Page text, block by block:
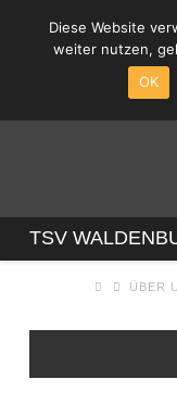
TSV
1891
TSV
ÜBER
Diese Website
weiter nutzen,
OK